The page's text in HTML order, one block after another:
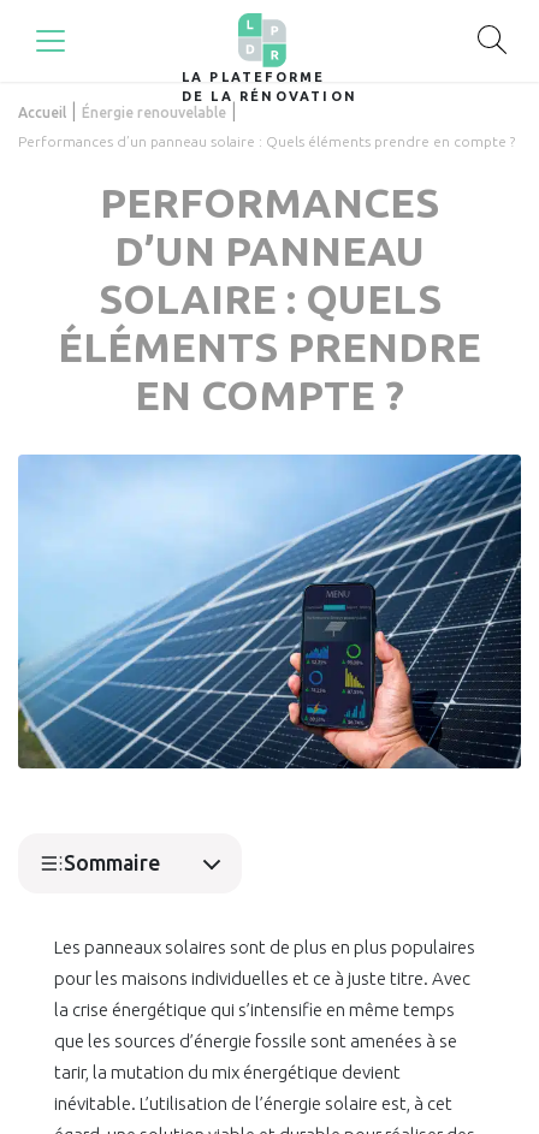
LA PLATEFORME
DE LA RÉNOVATION
Accueil Énergie renouvelable
Performances d’un panneau solaire : Quels éléments prendre en compte ?
PERFORMANCES
D’UN PANNEAU
SOLAIRE : QUELS
ÉLÉMENTS PRENDRE
EN COMPTE ?
Sommaire
Les panneaux solaires sont de plus en plus populaires
pour les maisons individuelles et ce à juste titre. Avec
la crise énergétique qui s’intensifie en même temps
que les sources d’énergie fossile sont amenées à se
tarir, la mutation du mix énergétique devient
inévitable. L’utilisation de l’énergie solaire est, à cet